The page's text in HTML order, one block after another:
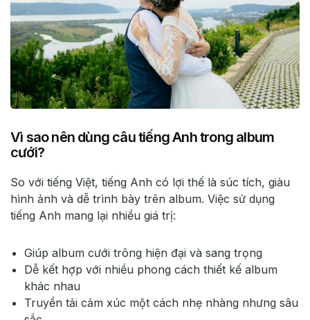
Vì sao nên dùng câu tiếng Anh trong album
cưới?
So với tiếng Việt, tiếng Anh có lợi thế là súc tích, giàu
hình ảnh và dễ trình bày trên album. Việc sử dụng
tiếng Anh mang lại nhiều giá trị:
Giúp album cưới trông hiện đại và sang trọng
Dễ kết hợp với nhiều phong cách thiết kế album
khác nhau
Truyền tải cảm xúc một cách nhẹ nhàng nhưng sâu